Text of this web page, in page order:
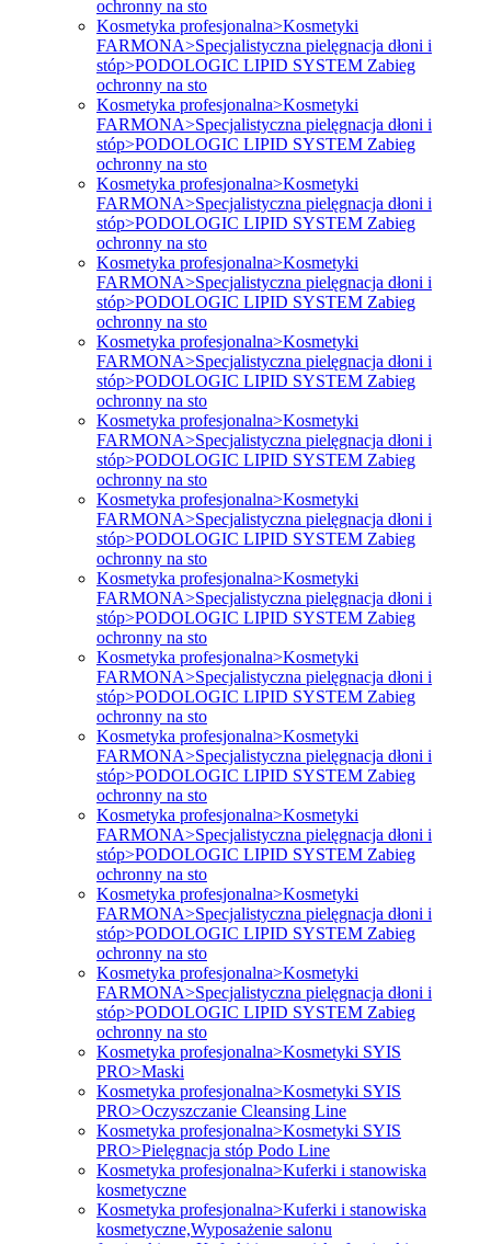
ochronny na sto
Kosmetyka profesjonalna>Kosmetyki
FARMONA>Specjalistyczna pielęgnacja dłoni i
stóp>PODOLOGIC LIPID SYSTEM Zabieg
ochronny na sto
Kosmetyka profesjonalna>Kosmetyki
FARMONA>Specjalistyczna pielęgnacja dłoni i
stóp>PODOLOGIC LIPID SYSTEM Zabieg
ochronny na sto
Kosmetyka profesjonalna>Kosmetyki
FARMONA>Specjalistyczna pielęgnacja dłoni i
stóp>PODOLOGIC LIPID SYSTEM Zabieg
ochronny na sto
Kosmetyka profesjonalna>Kosmetyki
FARMONA>Specjalistyczna pielęgnacja dłoni i
stóp>PODOLOGIC LIPID SYSTEM Zabieg
ochronny na sto
Kosmetyka profesjonalna>Kosmetyki
FARMONA>Specjalistyczna pielęgnacja dłoni i
stóp>PODOLOGIC LIPID SYSTEM Zabieg
ochronny na sto
Kosmetyka profesjonalna>Kosmetyki
FARMONA>Specjalistyczna pielęgnacja dłoni i
stóp>PODOLOGIC LIPID SYSTEM Zabieg
ochronny na sto
Kosmetyka profesjonalna>Kosmetyki
FARMONA>Specjalistyczna pielęgnacja dłoni i
stóp>PODOLOGIC LIPID SYSTEM Zabieg
ochronny na sto
Kosmetyka profesjonalna>Kosmetyki
FARMONA>Specjalistyczna pielęgnacja dłoni i
stóp>PODOLOGIC LIPID SYSTEM Zabieg
ochronny na sto
Kosmetyka profesjonalna>Kosmetyki
FARMONA>Specjalistyczna pielęgnacja dłoni i
stóp>PODOLOGIC LIPID SYSTEM Zabieg
ochronny na sto
Kosmetyka profesjonalna>Kosmetyki
FARMONA>Specjalistyczna pielęgnacja dłoni i
stóp>PODOLOGIC LIPID SYSTEM Zabieg
ochronny na sto
Kosmetyka profesjonalna>Kosmetyki
FARMONA>Specjalistyczna pielęgnacja dłoni i
stóp>PODOLOGIC LIPID SYSTEM Zabieg
ochronny na sto
Kosmetyka profesjonalna>Kosmetyki
FARMONA>Specjalistyczna pielęgnacja dłoni i
stóp>PODOLOGIC LIPID SYSTEM Zabieg
ochronny na sto
Kosmetyka profesjonalna>Kosmetyki
FARMONA>Specjalistyczna pielęgnacja dłoni i
stóp>PODOLOGIC LIPID SYSTEM Zabieg
ochronny na sto
Kosmetyka profesjonalna>Kosmetyki SYIS
PRO>Maski
Kosmetyka profesjonalna>Kosmetyki SYIS
PRO>Oczyszczanie Cleansing Line
Kosmetyka profesjonalna>Kosmetyki SYIS
PRO>Pielęgnacja stóp Podo Line
Kosmetyka profesjonalna>Kuferki i stanowiska
kosmetyczne
Kosmetyka profesjonalna>Kuferki i stanowiska
kosmetyczne,Wyposażenie salonu